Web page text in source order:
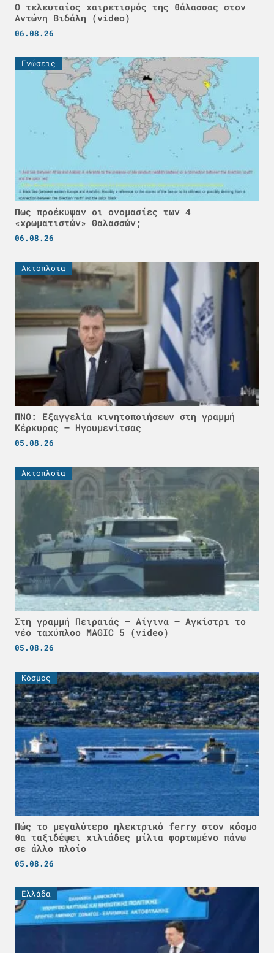
Ο τελευταίος χαιρετισμός της θάλασσας στον
Αντώνη Βιδάλη (video)
06.08.26
Γνώσεις
Πως προέκυψαν οι ονομασίες των 4
«χρωματιστών» Θαλασσών;
06.08.26
Ακτοπλοϊα
ΠΝΟ: Εξαγγελία κινητοποιήσεων στη γραμμή
Κέρκυρας – Ηγουμενίτσας
05.08.26
Ακτοπλοϊα
Στη γραμμή Πειραιάς – Αίγινα – Αγκίστρι το
νέο ταχύπλοο MAGIC 5 (video)
05.08.26
Κόσμος
Πώς το μεγαλύτερο ηλεκτρικό ferry στον κόσμο
θα ταξιδέψει χιλιάδες μίλια φορτωμένο πάνω
σε άλλο πλοίο
05.08.26
Ελλάδα